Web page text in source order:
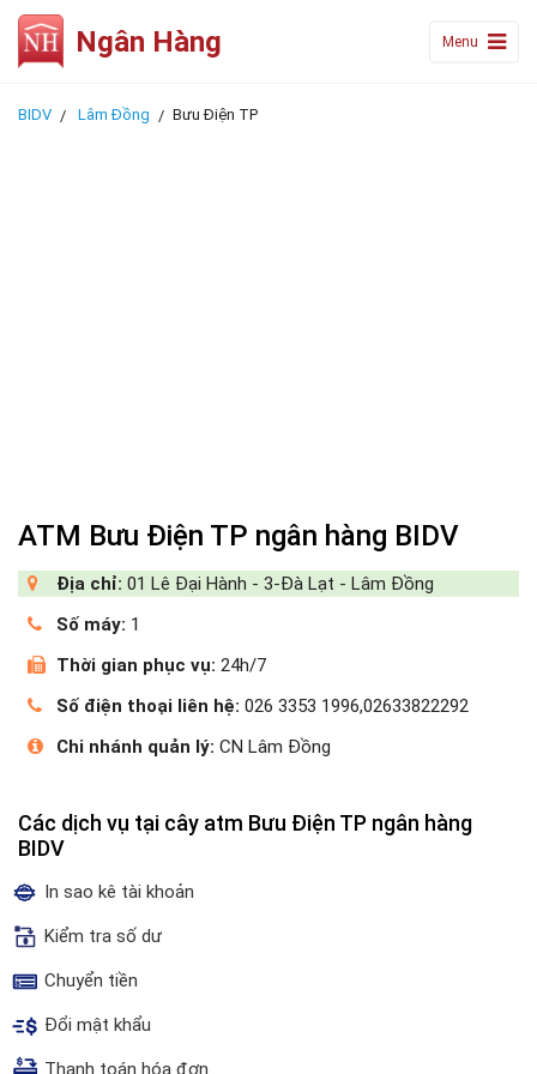
Ngân Hàng Menu
BIDV Lâm Đồng Bưu Điện TP
ATM Bưu Điện TP ngân hàng BIDV
Địa chỉ: 01 Lê Đại Hành - 3-Đà Lạt - Lâm Đồng
Số máy: 1
Thời gian phục vụ: 24h/7
Số điện thoại liên hệ: 026 3353 1996,02633822292
Chi nhánh quản lý: CN Lâm Đồng
Các dịch vụ tại cây atm Bưu Điện TP ngân hàng
BIDV
In sao kê tài khoản
Kiểm tra số dư
Chuyển tiền
Đổi mật khẩu
Thanh toán hóa đơn